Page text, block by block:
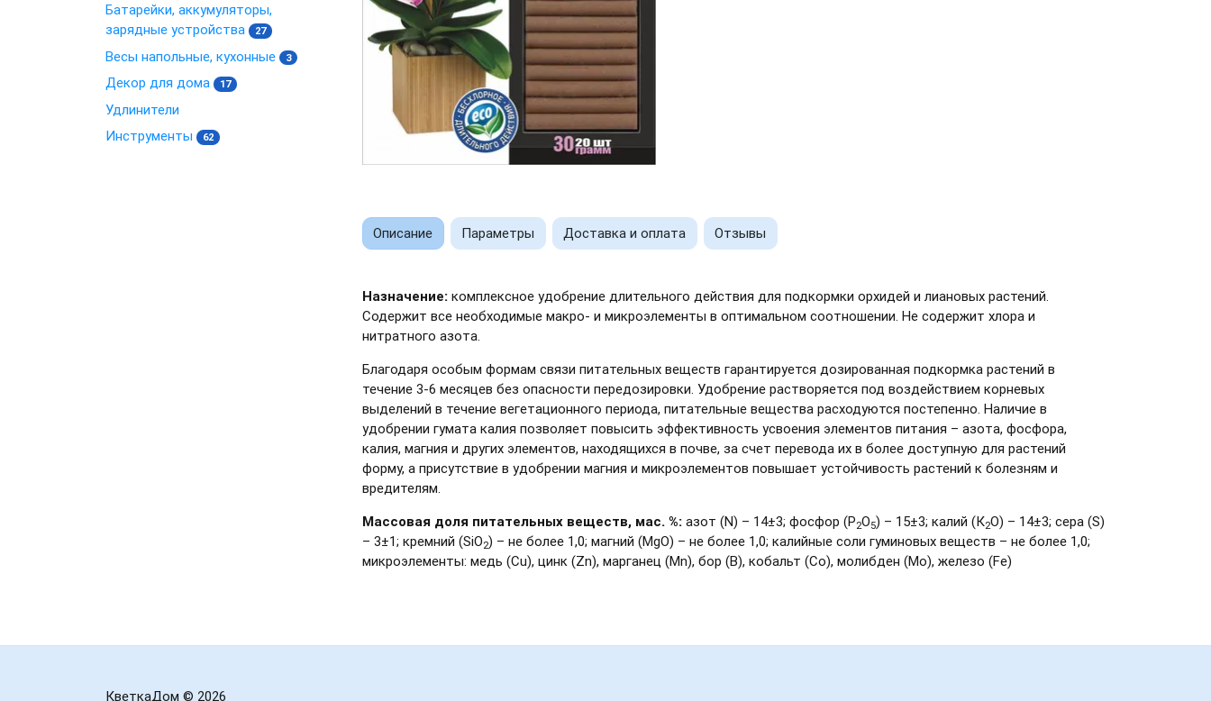
Описание Параметры Доставка и оплата Отзывы
Назначение: комплексное удобрение длительного действия для подкормки орхидей и лиановых растений.
Содержит все необходимые макро- и микроэлементы в оптимальном соотношении. Не содержит хлора и
нитратного азота.
Благодаря особым формам связи питательных веществ гарантируется дозированная подкормка растений в
течение 3-6 месяцев без опасности передозировки. Удобрение растворяется под воздействием корневых
выделений в течение вегетационного периода, питательные вещества расходуются постепенно. Наличие в
удобрении гумата калия позволяет повысить эффективность усвоения элементов питания – азота, фосфора,
калия, магния и других элементов, находящихся в почве, за счет перевода их в более доступную для растений
форму, а присутствие в удобрении магния и микроэлементов повышает устойчивость растений к болезням и
вредителям.
Массовая доля питательных веществ, мас. %: азот (N) – 14±3; фосфор (Р2О5) – 15±3; калий (К2О) – 14±3; сера (S)
– 3±1; кремний (SiO2) – не более 1,0; магний (MgO) – не более 1,0; калийные соли гуминовых веществ – не более 1,0;
микроэлементы: медь (Cu), цинк (Zn), марганец (Mn), бор (В), кобальт (Со), молибден (Мо), железо (Fе)
Батарейки, аккумуляторы,
зарядные устройства
27
Весы напольные, кухонные 3
Декор для дома 17
Удлинители
Инструменты
62
КветкаДом © 2026